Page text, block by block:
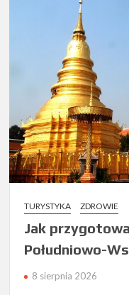
TURYSTYKA ZDROWIE
Jak
Południowo-
8 sierpnia 2026